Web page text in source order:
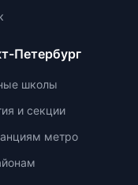
Петербург
школы
и секции
метро